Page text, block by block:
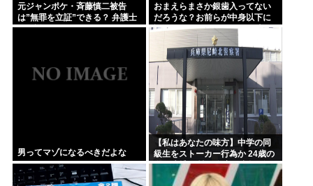
元ジャンポケ・斉藤慎二被告
は”無罪を立証”できる？ 弁護士
が解説
おまえらまさか銀歯入ってない
だろうな？お前らが中身以下に
評価される原因は口開けた時に
見える銀歯
男ってマゾになるべきだよな
【私はあなたの味方】中学の同
級生をストーカー行為か 24歳の
女を逮捕 男性の自宅に唐揚げや
文庫本など繰り返し届ける / 兵庫